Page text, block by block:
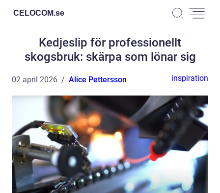
CELOCOM.se
Kedjeslip för professionellt
skogsbruk: skärpa som lönar sig
02 april 2026 Alice Pettersson inspiration